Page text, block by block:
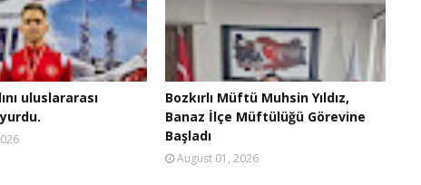
uluslararası
Bozkırlı Müftü Muhsin Yıldız,
Banaz İlçe Müftülüğü Görevine
Başladı
August 01, 2026